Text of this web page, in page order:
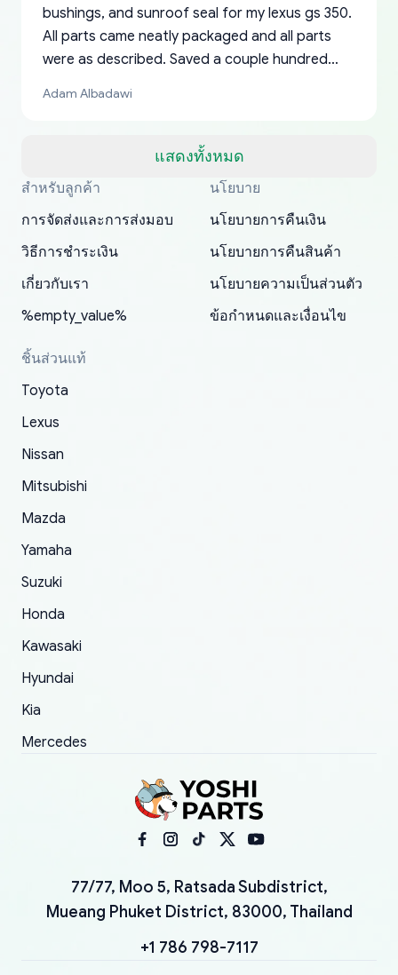
แสดงทั้งหมด
bushings, and sunroof seal for my lexus gs 350.
All parts came neatly packaged and all parts
were as described. Saved a couple hundred
a matter of days. Very professional company as
well, I forgot to add my apartment number in
my address and contacted them with the
correct information. They updated my address
promptly. Will 100% be returning to order parts
Adam Albadawi
Thank you, yoshiparts.com for the responsive
customer service and for being a reliable
have ordered from yoshi three times within
2022. The first two orders were received timely
and with no problems. The third order was not
received at all. According to yoshi's shipper, the
parcel was lost somewhere within the U.S.
replacement order was shipped and received.
The only reason for giving them 4 stars instead
order.
South Guam
OEM parts at prices that nobody else can beat.
Fast shipping to USA… I’m happy!
P. Ginez
Basically, this is my 6th time ordering parts for
my XRs (which is hard to find these days). Item
19 delays which is understandable, the package
is packed well! More so, I am genuinely happy
about the updates whether the item I added to
my cart is available or not. It's hassle free, I've
had troubles on my previous orders but they
and giving me updates.
All genuine oem parts all in perfect condition I
have told everyone about this site very reliable
appreciate everything.
Jay W
I am so shocked at good time, all just because
needed parts for making my cars more
mudguards,flares ) area insane good shape for
my VDJ79, thank you yoshi, for caring
packaging and also because i can look for all
parts needed for upgrading from LX to VX
toyota!.
YANAN RAMIREZ GONZALEZ
สำหรับลูกค้า
การจัดส่งและการส่งมอบ
วิธีการชำระเงิน
เกี่ยวกับเรา
%empty_value%
นโยบาย
นโยบายการคืนเงิน
นโยบายการคืนสินค้า
นโยบายความเป็นส่วนตัว
ข้อกำหนดและเงื่อนไข
ชิ้นส่วนแท้
Toyota
Lexus
Nissan
Mitsubishi
Mazda
Yamaha
Suzuki
Honda
Kawasaki
Hyundai
Kia
Mercedes
77/77, Moo 5, Ratsada Subdistrict,
Mueang Phuket District, 83000, Thailand
+1 786 798-7117